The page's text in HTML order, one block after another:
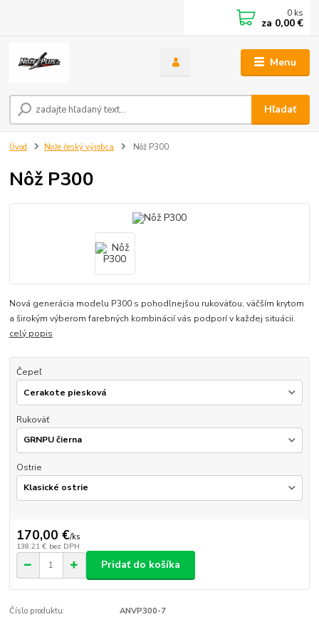
Menu
Hľadať
0 ks
za 0,00 €
Úvod Nože český výrobca Nôž P300
Nôž P300
Nová generácia modelu P300 s pohodlnejšou rukoväťou, väčším krytom
a širokým výberom farebných kombinácií vás podporí v každej situácii.
celý popis
Čepeľ
Rukoväť
Ostrie
170,00 €/ks
138,21 € bez DPH
Pridať do košíka
Číslo produktu: ANVP300-7